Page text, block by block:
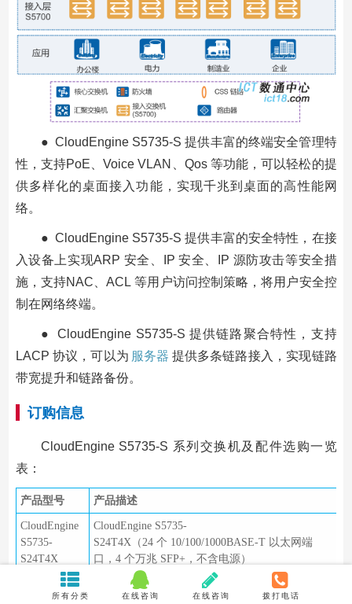
● CloudEngine S5735-S 提供丰富的终端安全管理特
性，支持PoE、Voice VLAN、Qos 等功能，可以轻松的提
供多样化的桌面接入功能，实现千兆到桌面的高性能网
络。
● CloudEngine S5735-S 提供丰富的安全特性，在接
入设备上实现ARP 安全、IP 安全、IP 源防攻击等安全措
施，支持NAC、ACL 等用户访问控制策略，将用户安全控
制在网络终端。
● CloudEngine S5735-S 提供链路聚合特性，支持
LACP 协议，可以为 服务器 提供多条链路接入，实现链路
带宽提升和链路备份。
订购信息
CloudEngine S5735-S 系列交换机及配件选购一览
表：
产品型号 产品描述
CloudEngine
S5735-
S24T4X
CloudEngine S5735-
S24T4X（24 个 10/100/1000BASE-T 以太网端
口，4 个万兆 SFP+，不含电源）
CloudEngine
S5735-
CloudEngine S5735-
S24P4X（24 个 10/100/1000BASE-T 以太网端
所有分类 在线咨询 在线咨询 拨打电话